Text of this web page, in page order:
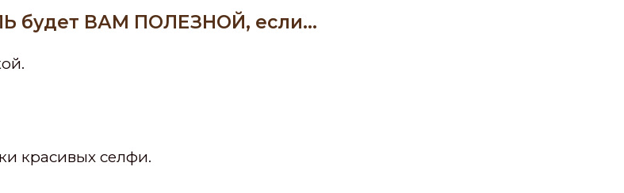
будет ВАМ ПОЛЕЗНОЙ, если…
красивых селфи.